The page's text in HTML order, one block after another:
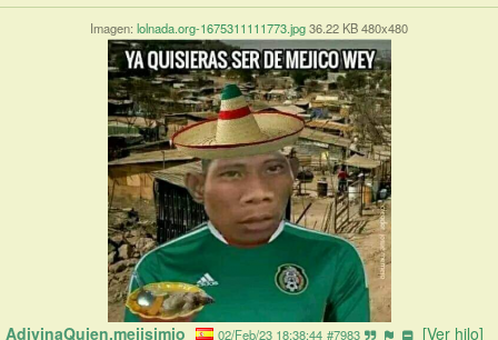
Imagen: lolnada.org-1675311111773.jpg36.22 KB 480x480
AdivinaQuien.mejisimio 02/Feb/23 18:38:44 #7983 [Ver hilo]